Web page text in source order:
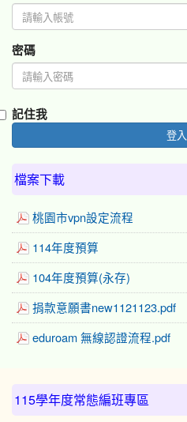
密碼
記住我
登入
檔案下載
桃園市vpn設定流程
114年度預算
104年度預算(永存)
捐款意願書new1121123.pdf
eduroam 無線認證流程.pdf
115學年度常態編班專區